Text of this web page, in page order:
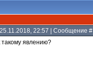
22:57 | Сообщение #
такому явлению?